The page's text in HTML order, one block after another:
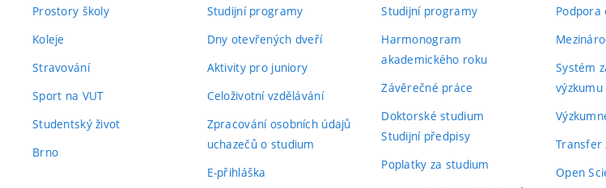
Prostory školy
Koleje
Stravování
Sport na VUT
Studentský život
Brno
Studijní programy
Dny otevřených dveří
Aktivity pro juniory
Celoživotní vzdělávání
Zpracování osobních údajů
uchazečů o studium
E-přihláška
Studijní programy
Harmonogram
akademického roku
Závěrečné práce
Doktorské studium
Studijní předpisy
Poplatky za studium
Podpora
Systém
výzkumu
Transfer
Open